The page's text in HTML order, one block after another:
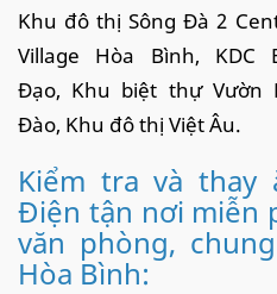
Khu đô thị Sông Đà 2
Village Hòa Bình, KDC
Đạo, Khu biệt thự Vườn
Đào, Khu đô thị Việt Âu.
Kiểm tra và thay
Điện tận nơi miễn
văn phòng,
Hòa Bình: